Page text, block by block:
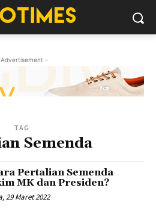
-
TAG
Semenda
Pertalian Semenda
MK dan Presiden?
29 Maret 2022